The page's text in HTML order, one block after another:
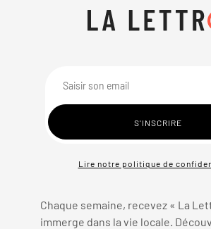
Lire notre politique de
Chaque semaine, recevez « La
immerge dans la vie locale.